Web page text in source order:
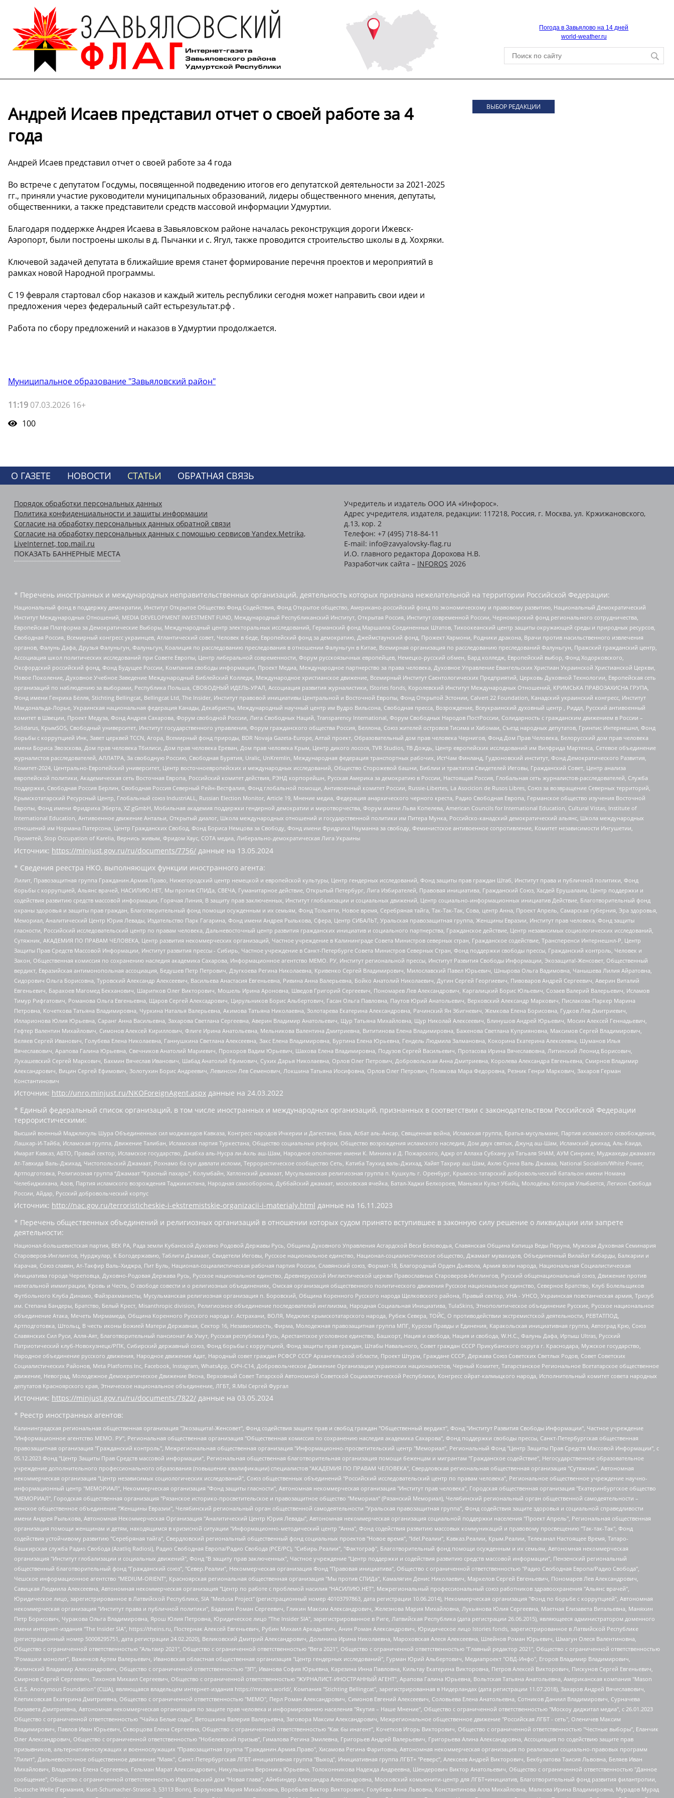
Погода в Завьялово на 14 дней
world-weather.ru
Андрей Исаев представил отчет о своей работе за 4
года
Андрей Исаев представил отчет о своей работе за 4 года
Во встрече с депутатом Госдумы, посвященной подведению итогов его депутатской деятельности за 2021-2025
гг., приняли участие руководители муниципальных образований, лидеры общественного мнения, депутаты,
общественники, а также представители средств массовой информации Удмуртии.
Благодаря поддержке Андрея Исаева в Завьяловском районе началась реконструкция дороги Ижевск-
Аэропорт, были построены школы в д. Пычанки и с. Ягул, также проводится строительство школы в д. Хохряки.
Ключевой задачей депутата в ближайшие время станет формирование перечня проектов и мероприятий в
рамках новой Народной программы.
С 19 февраля стартовал сбор наказов и каждый житель республики сегодня может направить свои идеи и
предложения через федеральный сайт естьрезультат.рф .
Работа по сбору предложений и наказов в Удмуртии продолжается.
Муниципальное образование "Завьяловский район"
11:19 07.03.2026 16+
100
ВЫБОР РЕДАКЦИИ
О ГАЗЕТЕ НОВОСТИ СТАТЬИ ОБРАТНАЯ СВЯЗЬ
Порядок обработки персональных данных
Политика конфиденциальности и защиты информации
Согласие на обработку персональных данных обратной связи
Согласие на обработку персональных данных с помощью сервисов Yandex.Metrika,
LiveInternet, top.mail.ru
ПОКАЗАТЬ БАННЕРНЫЕ МЕСТА
Учредитель и издатель ООО ИА «Инфорос».
Адрес учредителя, издателя, редакции: 117218, Россия, г. Москва, ул. Кржижановского,
д.13, кор. 2
Телефон: +7 (495) 718-84-11
E-mail: info@zavyalovsky-flag.ru
И.О. главного редактора Дорохова Н.В.
Разработчик сайта – INFOROS 2026
* Перечень иностранных и международных неправительственных организаций, деятельность которых признана нежелательной на территории Российской Федерации:
Национальный фонд в поддержку демократии, Институт Открытое Общество Фонд Содействия, Фонд Открытое общество, Американо-российский фонд по экономическому и правовому развитию, Национальный Демократический
Институт Международных Отношений, MEDIA DEVELOPMENT INVESTMENT FUND, Международный Республиканский Институт, Открытая Россия, Институт современной России, Черноморский фонд регионального сотрудничества,
Европейская Платформа за Демократические Выборы, Международный центр электоральных исследований, Германский фонд Маршалла Соединенных Штатов, Тихоокеанский центр защиты окружающей среды и природных ресурсов,
Свободная Россия, Всемирный конгресс украинцев, Атлантический совет, Человек в беде, Европейский фонд за демократию, Джеймстаунский фонд, Прожект Хармони, Родники дракона, Врачи против насильственного извлечения
органов, Фалунь Дафа, Друзья Фалуньгун, Фалуньгун, Коалиция по расследованию преследования в отношении Фалуньгун в Китае, Всемирная организация по расследованию преследований Фалуньгун, Пражский гражданский центр,
Ассоциация школ политических исследований при Совете Европы, Центр либеральной современности, Форум русскоязычных европейцев, Немецко-русский обмен, Бард колледж, Европейский выбор, Фонд Ходорковского,
Оксфордский российский фонд, Фонд Будущее России, Компания свободы информации, Проект Медиа, Международное партнерство за права человека, Духовное Управление Евангельских Христиан Украинской Христианской Церкви,
Новое Поколение, Духовное Учебное Заведение Международный Библейский Колледж, Международное христианское движение, Всемирный Институт Саентологических Предприятий, Церковь Духовной Технологии, Европейская сеть
организаций по наблюдению за выборами, Республика Польша, СВОБОДНЫЙ ИДЕЛЬ-УРАЛ, Ассоциация развития журналистики, IStories fonds, Королевский Институт Международных Отношений, КРИМСЬКА ПРАВОЗАХИСНА ГРУПА,
Фонд имени Генриха Бёлля, Stichting Bellingcat, Bellingcat Ltd, The Insider, Институт правовой инициативы Центральной и Восточной Европы, Фонд Открытой Эстонии, Calvert 22 Foundation, Канадский украинский конгресс, Институт
Макдональда-Лорье, Украинская национальная федерация Канады, Декабристы, Международный научный центр им Вудро Вильсона, Свободная пресса, Возрождение, Всеукраинский духовный центр , Риддл, Русский антивоенный
комитет в Швеции, Проект Медуза, Фонд Андрея Сахарова, Форум свободной России, Лига Свободных Наций, Transparеncy International, Форум Свободных Народов ПостРоссии, Солидарность с гражданским движением в России –
Solidarus, КрымSOS, Свободный университет, Институт государственного управления, Форум гражданского общества Россия, Беллона, Союз жителей островов Тисима и Хабомаи, Съезд народных депутатов, Гринпис Интернешнл, Фонд
борьбы с коррупцией Инк, Завет церквей TCCN, Агора, Всемирный фонд природы, BDR Novaja Gazeta-Europe, Алтай проект, Образовательный дом прав человека Чернигов, Фонд Дом Прав Человека, Белорусский дом прав человека
имени Бориса Звозскова, Дом прав человека Тбилиси, Дом прав человека Ереван, Дом прав человека Крым, Центр дикого лосося, TVR Studios, ТВ Дождь, Центр европейских исследований им Вилфрида Мартенса, Сетевое объединение
журналистов расследователей, АЛЛАТРА, За свободную Россию, Свободная Бурятия, Uralic, UnKremlin, Международная федерация транспортных рабочих, ИстЧам Финланд, Гудзоновский институт, Фонд Демократического Развития,
Комитет-2024, Центрально-Европейский университет, Центр восточноевропейских и международных исследований, Общество Сторожевой башни, Библии и трактатов Свидетелей Иеговы, Гражданский Совет, Центр анализа
европейской политики, Академическая сеть Восточная Европа, Российский комитет действия, РЭНД корпорейшн, Русская Америка за демократию в России, Настоящая Россия, Глобальная сеть журналистов-расследователей, Служба
поддержки, Свободная Россия Берлин, Свободная Россия Северный Рейн-Вестфалия, Фонд глобальной помощи, Антивоенный комитет России, Russie-Libertes, La Asocicion de Rusos Libres, Союз за возвращение Северных территорий,
Крымскотатарский Ресурсный Центр, Глобальный союз IndustriALL, Russian Election Monitor, Article 19, Мнение медиа, Федерация анархического черного креста, Радио Свободная Европа, Германское общество изучения Восточной
Европы, Фонд имени Фридриха Эберта, XZ gGmbH, Мобильная академия поддержки гендерной демократии и миротворчества, Форум имени Льва Копелева, American Councils for International Education, Cultural Vistas, Institute of
International Education, Антивоенное движение Антальи, Открытый диалог, Школа международных отношений и государственной политики им Питера Мунка, Российско-канадский демократический альянс, Школа международных
отношений им Нормана Патерсона, Центр Гражданских Свобод, Фонд Бориса Немцова за Свободу, Фонд имени Фридриха Науманна за свободу, Феминистское антивоенное сопротивление, Комитет независимости Ингушетии,
Прометей, Stop Occupation of Karelia, Вернись живым, Фридом Хаус, СОТА медиа, Либерально-демократическая Лига Украины
Источник: https://minjust.gov.ru/ru/documents/7756/ данные на 13.05.2024
* Сведения реестра НКО, выполняющих функции иностранного агента:
Лилит, Правозащитная группа Гражданин.Армия.Право, Нижегородский центр немецкой и европейской культуры, Центр гендерных исследований, Фонд защиты прав граждан Штаб, Институт права и публичной политики, Фонд
борьбы с коррупцией, Альянс врачей, НАСИЛИЮ.НЕТ, Мы против СПИДа, СВЕЧА, Гуманитарное действие, Открытый Петербург, Лига Избирателей, Правовая инициатива, Гражданский Союз, Хасдей Ерушалаим, Центр поддержки и
содействия развитию средств массовой информации, Горячая Линия, В защиту прав заключенных, Институт глобализации и социальных движений, Центр социально-информационных инициатив Действие, Благотворительный фонд
охраны здоровья и защиты прав граждан, Благотворительный фонд помощи осужденным и их семьям, Фонд Тольятти, Новое время, Серебряная тайга, Так-Так-Так, Сова, центр Анна, Проект Апрель, Самарская губерния, Эра здоровья,
Мемориал, Аналитический Центр Юрия Левады, Издательство Парк Гагарина, Фонд имени Андрея Рылькова, Сфера, Центр СИБАЛЬТ, Уральская правозащитная группа, Женщины Евразии, Институт прав человека, Фонд защиты
гласности, Российский исследовательский центр по правам человека, Дальневосточный центр развития гражданских инициатив и социального партнерства, Гражданское действие, Центр независимых социологических исследований,
Сутяжник, АКАДЕМИЯ ПО ПРАВАМ ЧЕЛОВЕКА, Центр развития некоммерческих организаций, Частное учреждение в Калининграде Совета Министров северных стран, Гражданское содействие, Трансперенси Интернешнл-Р, Центр
Защиты Прав Средств Массовой Информации, Институт развития прессы - Сибирь, Частное учреждение в Санкт-Петербурге Совета Министров Северных Стран, Фонд поддержки свободы прессы, Гражданский контроль, Человек и
Закон, Общественная комиссия по сохранению наследия академика Сахарова, Информационное агентство МЕМО. РУ, Институт региональной прессы, Институт Развития Свободы Информации, Экозащита!-Женсовет, Общественный
вердикт, Евразийская антимонопольная ассоциация, Бедушев Петр Петрович, Дзугкоева Регина Николаевна, Кривенко Сергей Владимирович, Милославский Павел Юрьевич, Шнырова Ольга Вадимовна, Чанышева Лилия Айратовна,
Сидорович Ольга Борисовна, Туровский Александр Алексеевич, Васильева Анастасия Евгеньевна, Ривина Анна Валерьевна, Бойко Анатолий Николаевич, Дугин Сергей Георгиевич, Пивоваров Андрей Сергеевич, Аверин Виталий
Евгеньевич, Барахоев Магомед Бекханович, Шарипков Олег Викторович, Мошель Ирина Ароновна, Шведов Григорий Сергеевич, Пономарев Лев Александрович, Каргалицкий Борис Юльевич, Созаев Валерий Валерьевич, Исламов
Тимур Рифгатович, Романова Ольга Евгеньевна, Щаров Сергей Алексадрович, Цирульников Борис Альбертович, Гасан Ольга Павловна, Паутов Юрий Анатольевич, Верховский Александр Маркович, Пислакова-Паркер Марина
Петровна, Кочеткова Татьяна Владимировна, Чуркина Наталья Валерьевна, Акимова Татьяна Николаевна, Золотарева Екатерина Александровна, Рачинский Ян Збигневич, Жемкова Елена Борисовна, Гудков Лев Дмитриевич,
Илларионова Юлия Юрьевна, Саранг Анна Васильевна, Захарова Светлана Сергеевна, Аверин Владимир Анатольевич, Щур Татьяна Михайловна, Щур Николай Алексеевич, Блинушов Андрей Юрьевич, Мосин Алексей Геннадьевич,
Гефтер Валентин Михайлович, Симонов Алексей Кириллович, Флиге Ирина Анатольевна, Мельникова Валентина Дмитриевна, Вититинова Елена Владимировна, Баженова Светлана Куприяновна, Максимов Сергей Владимирович,
Беляев Сергей Иванович, Голубева Елена Николаевна, Ганнушкина Светлана Алексеевна, Закс Елена Владимировна, Буртина Елена Юрьевна, Гендель Людмила Залмановна, Кокорина Екатерина Алексеевна, Шуманов Илья
Вячеславович, Арапова Галина Юрьевна, Свечников Анатолий Мариевич, Прохоров Вадим Юрьевич, Шахова Елена Владимировна, Подузов Сергей Васильевич, Протасова Ирина Вячеславовна, Литинский Леонид Борисович,
Лукашевский Сергей Маркович, Бахмин Вячеслав Иванович, Шабад Анатолий Ефимович, Сухих Дарья Николаевна, Орлов Олег Петрович, Добровольская Анна Дмитриевна, Королева Александра Евгеньевна, Смирнов Владимир
Александрович, Вицин Сергей Ефимович, Золотухин Борис Андреевич, Левинсон Лев Семенович, Локшина Татьяна Иосифовна, Орлов Олег Петрович, Полякова Мара Федоровна, Резник Генри Маркович, Захаров Герман
Константинович
Источник: http://unro.minjust.ru/NKOForeignAgent.aspx данные на 24.03.2022
* Единый федеральный список организаций, в том числе иностранных и международных организаций, признанных в соответствии с законодательством Российской Федерации
террористическими:
Высший военный Маджлисуль Шура Объединенных сил моджахедов Кавказа, Конгресс народов Ичкерии и Дагестана, База, Асбат аль-Ансар, Священная война, Исламская группа, Братья-мусульмане, Партия исламского освобождения,
Лашкар-И-Тайба, Исламская группа, Движение Талибан, Исламская партия Туркестана, Общество социальных реформ, Общество возрождения исламского наследия, Дом двух святых, Джунд аш-Шам, Исламский джихад, Аль-Каида,
Имарат Кавказ, АБТО, Правый сектор, Исламское государство, Джабха аль-Нусра ли-Ахль аш-Шам, Народное ополчение имени К. Минина и Д. Пожарского, Аджр от Аллаха Субхану уа Тагьаля SHAM, АУМ Синрике, Муджахеды джамаата
Ат-Тавхида Валь-Джихад, Чистопольский Джамаат, Рохнамо ба суи давлати исломи, Террористическое сообщество Сеть, Катиба Таухид валь-Джихад, Хайят Тахрир аш-Шам, Ахлю Сунна Валь Джамаа, National Socialism/White Power,
Артподготовка, Религиозная группа “Джамаат “Красный пахарь”, Колумбайн, Хатлонский джамаат, Мусульманская религиозная группа п. Кушкуль г. Оренбург, Крымско-татарский добровольческий батальон имени Номана
Челебиджихана, Азов, Партия исламского возрождения Таджикистана, Народная самооборона, Дуббайский джамаат, московская ячейка, Батал-Хаджи Белхороев, Маньяки Культ Убийц, Молодёжь Которая Улыбается, Легион Свобода
России, Айдар, Русский добровольческий корпус
Источник: http://nac.gov.ru/terroristicheskie-i-ekstremistskie-organizacii-i-materialy.html данные на 16.11.2023
* Перечень общественных объединений и религиозных организаций в отношении которых судом принято вступившее в законную силу решение о ликвидации или запрете
деятельности:
Национал-большевистская партия, ВЕК РА, Рада земли Кубанской Духовно Родовой Державы Русь, Община Духовного Управления Асгардской Веси Беловодья, Славянская Община Капища Веды Перуна, Мужская Духовная Семинария
Староверов-Инглингов, Нурджулар, К Богодержавию, Таблиги Джамаат, Свидетели Иеговы, Русское национальное единство, Национал-социалистическое общество, Джамаат мувахидов, Объединенный Вилайат Кабарды, Балкарии и
Карачая, Союз славян, Ат-Такфир Валь-Хиджра, Пит Буль, Национал-социалистическая рабочая партия России, Славянский союз, Формат-18, Благородный Орден Дьявола, Армия воли народа, Национальная Социалистическая
Инициатива города Череповца, Духовно-Родовая Держава Русь, Русское национальное единство, Древнерусской Инглистической церкви Православных Староверов-Инглингов, Русский общенациональный союз, Движение против
нелегальной иммиграции, Кровь и Честь, О свободе совести и о религиозных объединениях, Омская организация общественного политического движения Русское национальное единство, Северное Братство, Клуб Болельщиков
Футбольного Клуба Динамо, Файзрахманисты, Мусульманская религиозная организация п. Боровский, Община Коренного Русского народа Щелковского района, Правый сектор, УНА - УНСО, Украинская повстанческая армия, Тризуб
им. Степана Бандеры, Братство, Белый Крест, Misanthropic division, Религиозное объединение последователей инглиизма, Народная Социальная Инициатива, TulaSkins, Этнополитическое объединение Русские, Русское национальное
объединение Атака, Мечеть Мирмамеда, Община Коренного Русского народа г. Астрахани, ВОЛЯ, Меджлис крымскотатарского народа, Рубеж Севера, ТОЙС, О противодействии экстремистской деятельности, РЕВТАТПОД,
Артподготовка, Штольц, В честь иконы Божией Матери Державная, Сектор 16, Независимость, Фирма, Молодежная правозащитная группа МПГ, Курсом Правды и Единения, Каракольская инициативная группа, Автоград Крю, Союз
Славянских Сил Руси, Алля-Аят, Благотворительный пансионат Ак Умут, Русская республика Русь, Арестантское уголовное единство, Башкорт, Нация и свобода, Нация и свобода, W.H.С., Фалунь Дафа, Иртыш Ultras, Русский
Патриотический клуб-Новокузнецк/РПК, Сибирский державный союз, Фонд борьбы с коррупцией, Фонд защиты прав граждан, Штабы Навального, Совет граждан СССР Прикубанского округа г. Краснодара, Мужское государство,
Народное объединение русского движения, Народное движение Адат, Народный совет граждан РСФСР СССР Архангельской области, Проект Штурм, Граждане СССР, Держава Союз Советских Светлых Родов, Совет Советских
Социалистических Районов, Meta Platforms Inc, Facebook, Instagram, WhatsApp, СИЧ-С14, Добровольческое Движение Организации украинских националистов, Черный Комитет, Татарстанское Региональное Всетатарское общественное
движение, Невоград, Молодежное Демократическое Движение Весна, Верховный Совет Татарской Автономной Советской Социалистической Республики, Конгресс ойрат-калмыцкого народа, Исполнительный комитет совета народных
депутатов Красноярского края, Этническое национальное объединение, ЛГБТ, Я.МЫ Сергей Фургал
Источник: https://minjust.gov.ru/ru/documents/7822/ данные на 03.05.2024
* Реестр иностранных агентов:
Калининградская региональная общественная организация "Экозащита!-Женсовет", Фонд содействия защите прав и свобод граждан "Общественный вердикт", Фонд "Институт Развития Свободы Информации", Частное учреждение "Информационное агентство МЕМО. РУ", Региональная общественная организация "Общественная комиссия по сохранению наследия академика Сахарова", Фонд поддержки свободы прессы, Санкт-Петербургская общественная правозащитная организация "Гражданский контроль", Межрегиональная общественная организация "Информационно-просветительский центр "Мемориал", Региональный Фонд "Центр Защиты Прав Средств Массовой Информации", с 05.12.2023 Фонд "Центр Защиты Прав Средств массовой информации", Региональная общественная благотворительная организация помощи беженцам и мигрантам "Гражданское содействие", Негосударственное образовательное учреждение дополнительного профессионального образования (повышение квалификации) специалистов "АКАДЕМИЯ ПО ПРАВАМ ЧЕЛОВЕКА", Свердловская региональная общественная организация "Сутяжник", Автономная некоммерческая организация "Центр независимых социологических исследований", Союз общественных объединений "Российский исследовательский центр по правам человека", Региональное общественное учреждение научно-информационный центр "МЕМОРИАЛ", Некоммерческая организация "Фонд защиты гласности", Автономная некоммерческая организация "Институт прав человека", Городская общественная организация "Екатеринбургское общество "МЕМОРИАЛ", Городская общественная организация "Рязанское историко-просветительское и правозащитное общество "Мемориал" (Рязанский Мемориал), Челябинский региональный орган общественной самодеятельности – женское общественное объединение "Женщины Евразии", Челябинский региональный орган общественной самодеятельности "Уральская правозащитная группа", Фонд содействия защите здоровья и социальной справедливости имени Андрея Рылькова, Автономная Некоммерческая Организация "Аналитический Центр Юрия Левады", Автономная некоммерческая организация социальной поддержки населения "Проект Апрель", Региональная общественная организация помощи женщинам и детям, находящимся в кризисной ситуации "Информационно-методический центр "Анна", Фонд содействия развитию массовых коммуникаций и правовому просвещению "Так-так-Так", Фонд содействия устойчивому развитию "Серебряная тайга", Свердловский региональный общественный фонд социальных проектов "Новое время", "Idel.Реалии", Кавказ.Реалии, Крым.Реалии, Телеканал Настоящее Время, Татаро-башкирская служба Радио Свобода (Azatliq Radiosi), Радио Свободная Европа/Радио Свобода (PCE/PC), "Сибирь.Реалии", "Фактограф", Благотворительный фонд помощи осужденным и их семьям, Автономная некоммерческая организация "Институт глобализации и социальных движений", Фонд "В защиту прав заключенных", Частное учреждение "Центр поддержки и содействия развитию средств массовой информации", Пензенский региональный общественный благотворительный фонд "Гражданский союз", "Север.Реалии", Некоммерческая организация Фонд "Правовая инициатива", Общество с ограниченной ответственностью "Радио Свободная Европа/Радио Свобода", Чешское информационное агентство "MEDIUM-ORIENT", Красноярская региональная общественная организация "Мы против СПИДа", Камалягин Денис Николаевич, Маркелов Сергей Евгеньевич, Пономарев Лев Александрович, Савицкая Людмила Алексеевна, Автономная некоммерческая организация "Центр по работе с проблемой насилия "НАСИЛИЮ.НЕТ", Межрегиональный профессиональный союз работников здравоохранения "Альянс врачей", Юридическое лицо, зарегистрированное в Латвийской Республике, SIA "Medusa Project" (регистрационный номер 40103797863, дата регистрации 10.06.2014), Некоммерческая организация "Фонд по борьбе с коррупцией", Автономная некоммерческая организация "Институт права и публичной политики", Баданин Роман Сергеевич, Гликин Максим Александрович, Железнова Мария Михайловна, Лукьянова Юлия Сергеевна, Маетная Елизавета Витальевна, Маняхин Петр Борисович, Чуракова Ольга Владимировна, Ярош Юлия Петровна, Юридическое лицо "The Insider SIA", зарегистрированное в Риге, Латвийская Республика (дата регистрации 26.06.2015), являющееся администратором доменного имени интернет-издания "The Insider SIA", https://theins.ru, Постернак Алексей Евгеньевич, Рубин Михаил Аркадьевич, Анин Роман Александрович, Юридическое лицо Istories fonds, зарегистрированное в Латвийской Республике (регистрационный номер 50008295751, дата регистрации 24.02.2020), Великовский Дмитрий Александрович, Долинина Ирина Николаевна, Мароховская Алеся Алексеевна, Шлейнов Роман Юрьевич, Шмагун Олеся Валентиновна, Общество с ограниченной ответственностью "Альтаир 2021", Общество с ограниченной ответственностью "Вега 2021", Общество с ограниченной ответственностью "Главный редактор 2021", Общество с ограниченной ответственностью "Ромашки монолит", Важенков Артем Валерьевич, Ивановская областная общественная организация "Центр гендерных исследований", Гурман Юрий Альбертович, Медиапроект "ОВД-Инфо", Егоров Владимир Владимирович, Жилинский Владимир Александрович, Общество с ограниченной ответственностью "ЗП", Иванова София Юрьевна, Карезина Инна Павловна, Кильтау Екатерина Викторовна, Петров Алексей Викторович, Пискунов Сергей Евгеньевич, Смирнов Сергей Сергеевич, Тихонов Михаил Сергеевич, Общество с ограниченной ответственностью "ЖУРНАЛИСТ-ИНОСТРАННЫЙ АГЕНТ", Арапова Галина Юрьевна, Вольтская Татьяна Анатольевна, Американская компания "Mason G.E.S. Anonymous Foundation" (США), являющаяся владельцем интернет-издания https://mnews.world/, Компания "Stichting Bellingcat", зарегистрированная в Нидерландах (дата регистрации 11.07.2018), Захаров Андрей Вячеславович, Клепиковская Екатерина Дмитриевна, Общество с ограниченной ответственностью "МЕМО", Перл Роман Александрович, Симонов Евгений Алексеевич, Соловьева Елена Анатольевна, Сотников Даниил Владимирович, Сурначева Елизавета Дмитриевна, Автономная некоммерческая организация по защите прав человека и информированию населения "Якутия – Наше Мнение", Общество с ограниченной ответственностью "Москоу диджитал медиа", с 26.01.2023 Общество с ограниченной ответственностью "Чайка Белые сады", Ветошкина Валерия Валерьевна, Заговора Максим Александрович, Межрегиональное общественное движение "Российская ЛГБТ - сеть", Оленичев Максим Владимирович, Павлов Иван Юрьевич, Скворцова Елена Сергеевна, Общество с ограниченной ответственностью "Как бы инагент", Кочетков Игорь Викторович, Общество с ограниченной ответственностью "Честные выборы", Еланчик Олег Александрович, Общество с ограниченной ответственностью "Нобелевский призыв", Гималова Регина Эмилевна, Григорьев Андрей Валерьевич, Григорьева Алина Александровна, Ассоциация по содействию защите прав призывников, альтернативнослужащих и военнослужащих "Правозащитная группа "Гражданин.Армия.Право", Хисамова Регина Фаритовна, Автономная некоммерческая организация по реализации социально-правовых программ "Лилит", Дальневосточное общественное движение "Маяк", Санкт-Петербургская ЛГБТ-инициативная группа "Выход", Инициативная группа ЛГБТ+ "Реверс", Алексеев Андрей Викторович, Бекбулатова Таисия Львовна, Беляев Иван Михайлович, Владыкина Елена Сергеевна, Гельман Марат Александрович, Никульшина Вероника Юрьевна, Толоконникова Надежда Андреевна, Шендерович Виктор Анатольевич, Общество с ограниченной ответственностью "Данное сообщение", Общество с ограниченной ответственностью Издательский дом "Новая глава", Айнбиндер Александра Александровна, Московский комьюнити-центр для ЛГБТ+инициатив, Благотворительный фонд развития филантропии, Deutsche Welle (Германия, Kurt-Schumacher-Strasse 3, 53113 Bonn), Борзунова Мария Михайловна, Воробьев Виктор Викторович, Голубева Анна Львовна, Константинова Алла Михайловна, Малкова Ирина Владимировна, Мурадов Мурад Абдулгалимович, Осетинская Елизавета Николаевна, Понасенков Евгений Николаевич, Ганапольский Матвей Юрьевич, Киселев Евгений Алексеевич, Борухович Ирина Григорьевна, Дремин Иван Тимофеевич, Дубровский Дмитрий Викторович, Красноярская региональная общественная организация поддержки и развития альтернативных образовательных технологий и межкультурных коммуникаций "ИНТЕРРА", Маяковская Екатерина Алексеевна, Фейгин Марк Захарович, Филимонов Андрей Викторович, Дзугкоева Регина Николаевна, Доброхотов Роман Александрович, Дудь Юрий Александрович, Елкин Сергей Владимирович, Кругликов Кирилл Игоревич, Сабунаева Мария Леонидовна, Семенов Алексей Владимирович, Шаинян Карен Багратович, Шульман Екатерина Михайловна, Асафьев Артур Валерьевич, Вахштайн Виктор Семенович, Венедиктов Алексей Алексеевич, Лушникова Екатерина Евгеньевна, Волков Леонид Михайлович, Невзоров Александр Глебович, Пархоменко Сергей Борисович, Сироткин Ярослав Николаевич, Кара-Мурза Владимир Владимирович, Баранова Наталья Владимировна, Гозман Леонид Яковлевич, Кагарлицкий Борис Юльевич, Климарев Михаил Валерьевич, Милов Владимир Станиславович, Автономная некоммерческая организация Краснодарский центр современного искусства "Типография", Моргенштерн Алишер Тагирович, Соболь Любовь Эдуардовна, Общество с ограниченной ответственностью "ЛИЗА НОРМ", Каспаров Гарри Кимович, Ходорковский Михаил Борисович, Общество с ограниченной ответственностью "Апрельские тезисы", Данилович Ирина Брониславовна, Кашин Олег Владимирович, Петров Николай Владимирович, Пивоваров Алексей Владимирович, Соколов Михаил Владимирович, Цветкова Юлия Владимировна, Чичваркин Евгений Александрович, Комитет против пыток/Команда против пыток, Общество с ограниченной ответственностью "Первый научный", Общество с ограниченной ответственностью "Вертолет и ко", Белоцерковская Вероника Борисовна, Кац Максим Евгеньевич, Лазарева Татьяна Юрьевна, Шаведдинов Руслан Табризович, Яшин Илья Валерьевич, Общество с ограниченной ответственностью "Иноагент ААВ", Алешковский Дмитрий Петрович, Альбац Евгения Марковна, Быков Дмитрий Львович, Галямина Юлия Евгеньевна, Лойко Сергей Леонидович, Мартынов Кирилл Константинович, Медведев Сергей Александрович, Крашенинников Федор Геннадиевич, Гордеева Катерина Вл